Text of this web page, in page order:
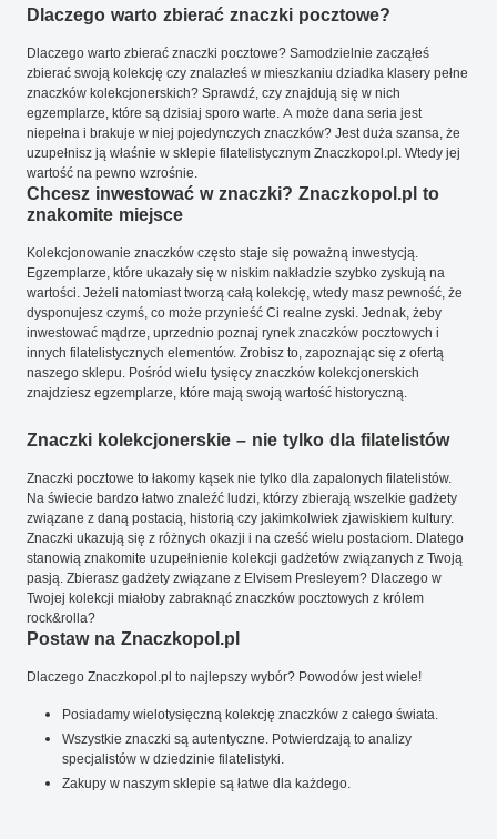
Dlaczego warto zbierać znaczki pocztowe?
Dlaczego warto zbierać znaczki pocztowe? Samodzielnie zacząłeś
zbierać swoją kolekcję czy znalazłeś w mieszkaniu dziadka klasery pełne
znaczków kolekcjonerskich? Sprawdź, czy znajdują się w nich
egzemplarze, które są dzisiaj sporo warte. A może dana seria jest
niepełna i brakuje w niej pojedynczych znaczków? Jest duża szansa, że
uzupełnisz ją właśnie w sklepie filatelistycznym Znaczkopol.pl. Wtedy jej
wartość na pewno wzrośnie.
Chcesz inwestować w znaczki? Znaczkopol.pl to
znakomite miejsce
Kolekcjonowanie znaczków często staje się poważną inwestycją.
Egzemplarze, które ukazały się w niskim nakładzie szybko zyskują na
wartości. Jeżeli natomiast tworzą całą kolekcję, wtedy masz pewność, że
dysponujesz czymś, co może przynieść Ci realne zyski. Jednak, żeby
inwestować mądrze, uprzednio poznaj rynek znaczków pocztowych i
innych filatelistycznych elementów. Zrobisz to, zapoznając się z ofertą
naszego sklepu. Pośród wielu tysięcy znaczków kolekcjonerskich
znajdziesz egzemplarze, które mają swoją wartość historyczną.
Znaczki kolekcjonerskie – nie tylko dla filatelistów
Znaczki pocztowe to łakomy kąsek nie tylko dla zapalonych filatelistów.
Na świecie bardzo łatwo znaleźć ludzi, którzy zbierają wszelkie gadżety
związane z daną postacią, historią czy jakimkolwiek zjawiskiem kultury.
Znaczki ukazują się z różnych okazji i na cześć wielu postaciom. Dlatego
stanowią znakomite uzupełnienie kolekcji gadżetów związanych z Twoją
pasją. Zbierasz gadżety związane z Elvisem Presleyem? Dlaczego w
Twojej kolekcji miałoby zabraknąć znaczków pocztowych z królem
rock&rolla?
Postaw na Znaczkopol.pl
Dlaczego Znaczkopol.pl to najlepszy wybór? Powodów jest wiele!
Posiadamy wielotysięczną kolekcję znaczków z całego świata.
Wszystkie znaczki są autentyczne. Potwierdzają to analizy
specjalistów w dziedzinie filatelistyki.
Zakupy w naszym sklepie są łatwe dla każdego.